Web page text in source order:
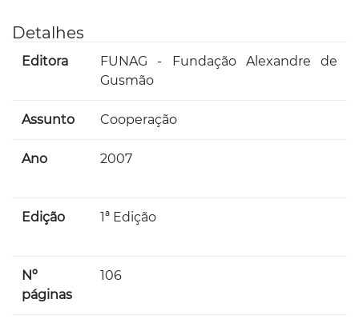
Detalhes
Editora
FUNAG - Fundação Alexandre de
Gusmão
Assunto Cooperação
Ano 2007
Edição 1ª Edição
Nº
páginas
106